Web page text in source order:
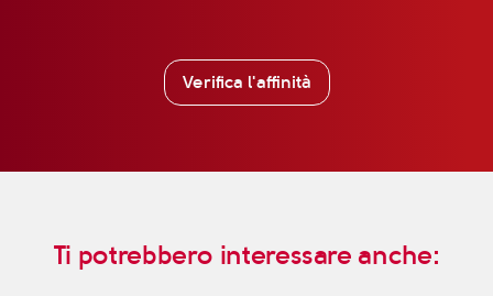
Verifica l'affinità
Ti potrebbero interessare anche: